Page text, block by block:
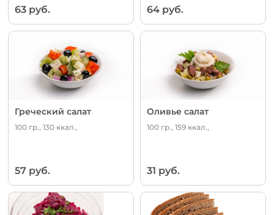
63 руб. 64 руб.
Греческий салат
100 гр., 130 ккал.,
57 руб.
Оливье салат
100 гр., 159 ккал.,
31 руб.